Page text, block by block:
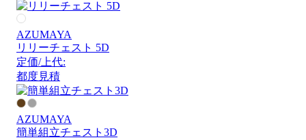
AZUMAYA
リリーチェスト 5D
定価/上代:
都度見積
AZUMAYA
簡単組立チェスト3D